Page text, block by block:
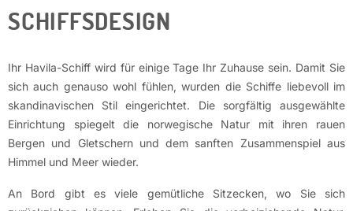
SCHIFFSDESIGN
Ihr Havila-Schiff wird für einige Tage Ihr Zuhause sein. Damit Sie
sich auch genauso wohl fühlen, wurden die Schiffe liebevoll im
skandinavischen Stil eingerichtet. Die sorgfältig ausgewählte
Einrichtung spiegelt die norwegische Natur mit ihren rauen
Bergen und Gletschern und dem sanften Zusammenspiel aus
Himmel und Meer wieder.
An Bord gibt es viele gemütliche Sitzecken, wo Sie sich